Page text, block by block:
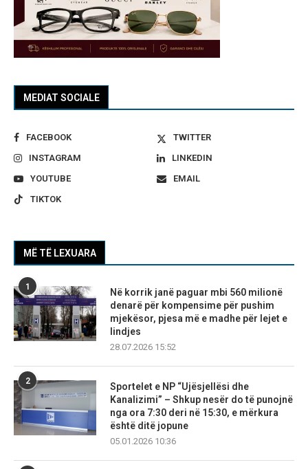
MEDIAT SOCIALE
FACEBOOK
TWITTER
INSTAGRAM
LINKEDIN
YOUTUBE
EMAIL
TIKTOK
MË TË LEXUARA
1
Në korrik janë paguar mbi 560 milionë
denarë për kompensime për pushim
mjekësor, pjesa më e madhe për lejet e
lindjes
28.07.2026 15:52
2
Sportelet e NP “Ujësjellësi dhe
Kanalizimi” – Shkup nesër do të punojnë
nga ora 7:30 deri në 15:30, e mërkura
është ditë jopune
05.01.2026 10:36